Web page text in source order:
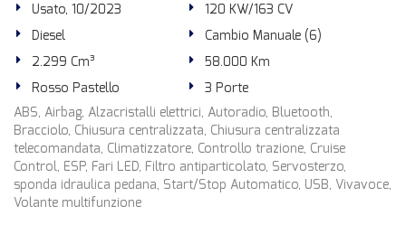
Usato, 10/2023
120 KW/163 CV
Diesel
Cambio Manuale (6)
2.299 Cm³
58.000 Km
Rosso Pastello
3 Porte
ABS, Airbag, Alzacristalli elettrici, Autoradio, Bluetooth,
Bracciolo, Chiusura centralizzata, Chiusura centralizzata
telecomandata, Climatizzatore, Controllo trazione, Cruise
Control, ESP, Fari LED, Filtro antiparticolato, Servosterzo,
sponda idraulica pedana, Start/Stop Automatico, USB, Vivavoce,
Volante multifunzione